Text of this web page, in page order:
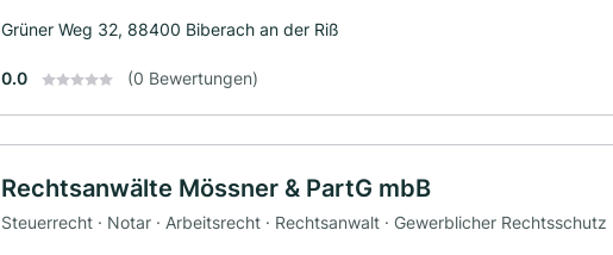
Grüner Weg 32, 88400 Biberach an der Riß
0.0 (0 Bewertungen)
Rechtsanwälte Mössner & PartG mbB
Steuerrecht · Notar · Arbeitsrecht · Rechtsanwalt · Gewerblicher Rechtsschutz